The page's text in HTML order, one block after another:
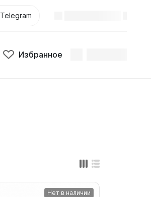
Telegram
Избранное
Нет в наличии